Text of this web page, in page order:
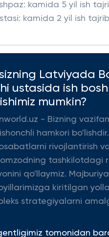
kamida 5 yil ish
kamida 2 yil ish
sizning Latviyada
ustasida ish
mumkin?
- Bizning
hamkori
rivojlantirish
tashkilotdagi
qo'llaymiz.
kiritilgan
strategiyalarni
tomonidan